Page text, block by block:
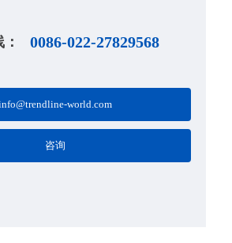
0086-022-27829568
world.com
咨询